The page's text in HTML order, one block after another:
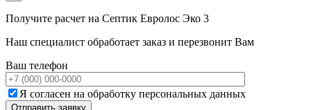
Получите расчет на Септик Евролос Эко 3
Наш специалист обработает заказ и перезвонит Вам
Ваш телефон
Я согласен на обработку персональных данных